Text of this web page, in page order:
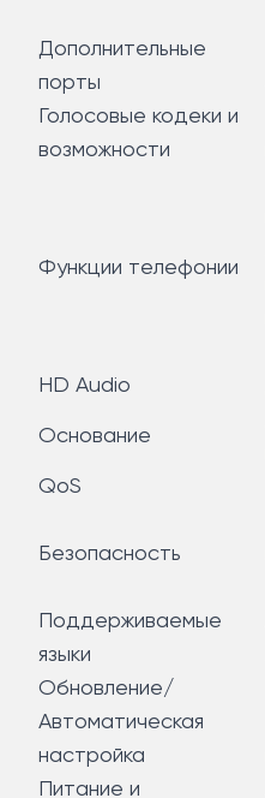
Дополнительные
порты
Голосовые кодеки и
возможности
Функции телефонии
HD Audio
Основание
QoS
Безопасность
Поддерживаемые
языки
Обновление/
Автоматическая
настройка
Питание и